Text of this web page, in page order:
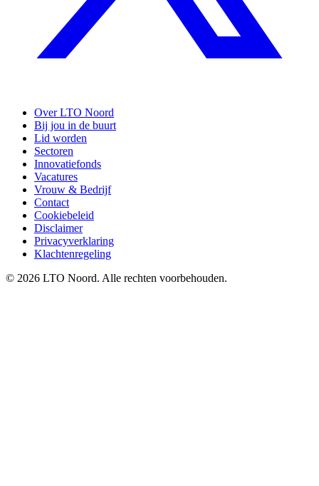
Over LTO Noord
Bij jou in de buurt
Lid worden
Sectoren
Innovatiefonds
Vacatures
Vrouw & Bedrijf
Contact
Cookiebeleid
Disclaimer
Privacyverklaring
Klachtenregeling
© 2026 LTO Noord. Alle rechten voorbehouden.